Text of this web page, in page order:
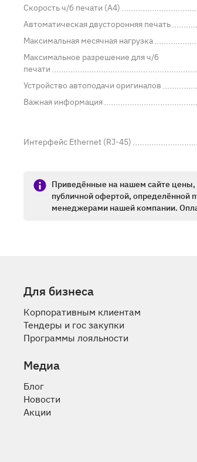
Скорость ч/б печати (A4)
Автоматическая двусторонняя печать
Максимальная месячная нагрузка
Максимальное разрешение для ч/б
печати
Устройство автоподачи оригиналов
Важная информация
Интерфейс Ethernet (RJ-45)
Приведённые на нашем сайте цены,
публичной офертой, определённой
менеджерами нашей компании.
Для бизнеса
Корпоративным клиентам
Тендеры и гос закупки
Программы лояльности
Медиа
Блог
Новости
Акции